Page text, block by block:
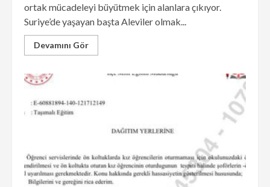
ortak mücadeleyi büyütmek için alanlara çıkıyor.
Suriye’de yaşayan başta Aleviler olmak...
Devamını Gör